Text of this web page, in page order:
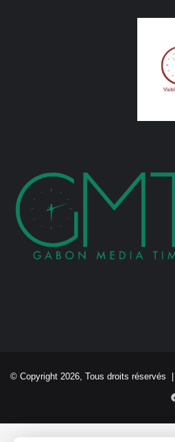
© Copyright 2026, Tous droits réservés |